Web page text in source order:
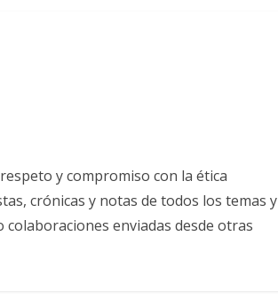
y compromiso con la ética
crónicas y notas de todos los temas y
enviadas desde otras